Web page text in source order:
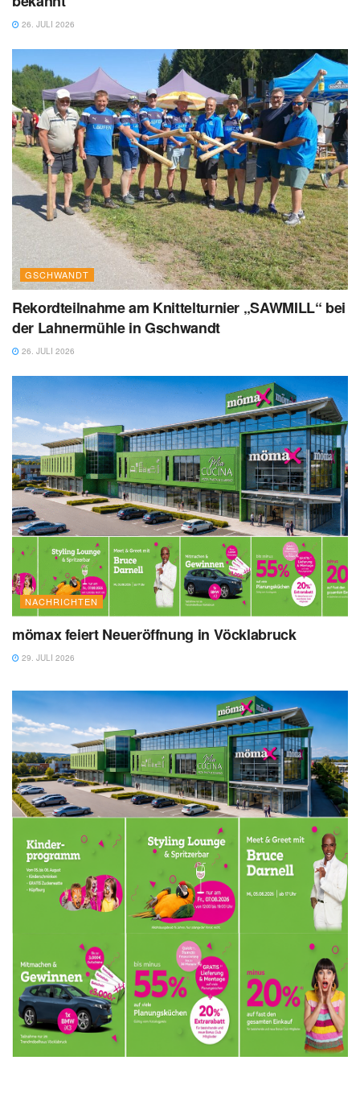
26. JULI 2026
GSCHWANDT
Rekordteilnahme am Knittelturnier „SAWMILL“ bei
der Lahnermühle in Gschwandt
26. JULI 2026
NACHRICHTEN
mömax feiert Neueröffnung in Vöcklabruck
29. JULI 2026